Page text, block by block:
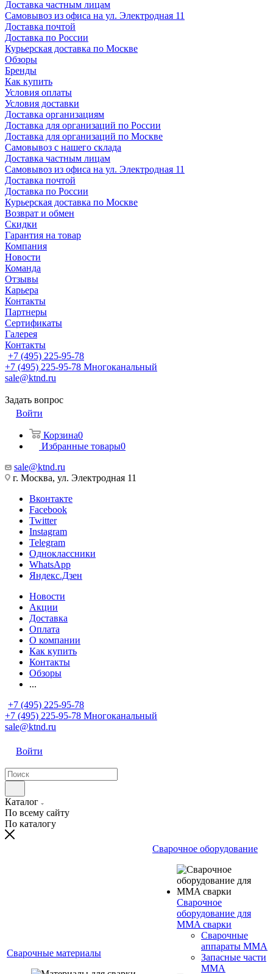
Доставка частным лицам
Самовывоз из офиса на ул. Электродная 11
Доставка почтой
Доставка по России
Курьерская доставка по Москве
Обзоры
Бренды
Как купить
Условия оплаты
Условия доставки
Доставка организациям
Доставка для организаций по России
Доставка для организаций по Москве
Самовывоз с нашего склада
Доставка частным лицам
Самовывоз из офиса на ул. Электродная 11
Доставка почтой
Доставка по России
Курьерская доставка по Москве
Возврат и обмен
Скидки
Гарантия на товар
Компания
Новости
Команда
Отзывы
Карьера
Контакты
Партнеры
Сертификаты
Галерея
Контакты
+7 (495) 225-95-78
+7 (495) 225-95-78 Многоканальный
sale@ktnd.ru
Задать вопрос
Войти
Корзина0
Избранные товары0
sale@ktnd.ru
г. Москва, ул. Электродная 11
Вконтакте
Facebook
Twitter
Instagram
Telegram
Одноклассники
WhatsApp
Яндекс.Дзен
Новости
Акции
Доставка
Оплата
О компании
Как купить
Контакты
Обзоры
...
+7 (495) 225-95-78
+7 (495) 225-95-78 Многоканальный
sale@ktnd.ru
Войти
Каталог
По всему сайту
По каталогу
Сварочные материалы
Сварочное оборудование
Сварочное
оборудование для
MMA сварки
Сварочные
аппараты MMA
Запасные части
MMA